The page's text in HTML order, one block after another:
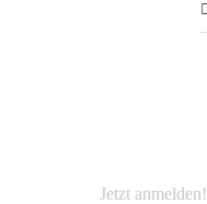
Jetzt anmelden!